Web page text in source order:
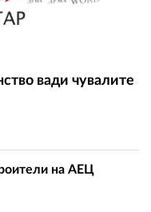
вади чувалите
на АЕЦ